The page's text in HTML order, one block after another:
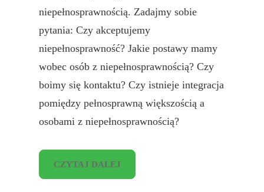
niepełnosprawnością. Zadajmy sobie
pytania: Czy akceptujemy
niepełnosprawność? Jakie postawy mamy
wobec osób z niepełnosprawnością? Czy
boimy się kontaktu? Czy istnieje integracja
pomiędzy pełnosprawną większością a
osobami z niepełnosprawnością?
CZYTAJ DALEJ